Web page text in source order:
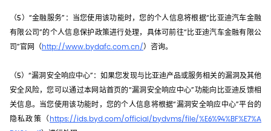
（5）“金融服务”：当您使用该功能时，您的个人信息将根据“比亚迪汽车金融
有限公司”的个人信息保护政策进行处理，具体可前往“比亚迪汽车金融有限公
司”官网（ http://www.bydafc.com.cn/）咨询。
（5）“漏洞安全响应中心”：如果您发现与比亚迪产品或服务相关的漏洞及其他
安全风险，您可以通过本网站首页的“漏洞安全响应中心”功能向比亚迪反馈相
关信息。当您使用该功能时，您的个人信息将根据“漏洞安全响应中心”平台的
隐私政策（ https://ids.byd.com/official/bydvms/file/%E6%94%BF%E7%A